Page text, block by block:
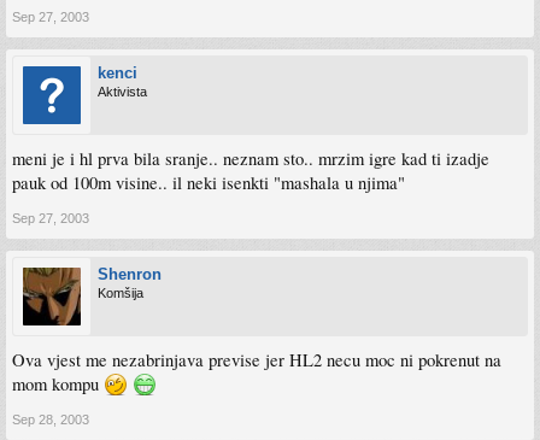
Sep 27, 2003
kenci
Aktivista
meni je i hl prva bila sranje.. neznam sto.. mrzim igre kad ti izadje
pauk od 100m visine.. il neki isenkti "mashala u njima"
Sep 27, 2003
Shenron
Komšija
Ova vjest me nezabrinjava previse jer HL2 necu moc ni pokrenut na
mom kompu
Sep 28, 2003